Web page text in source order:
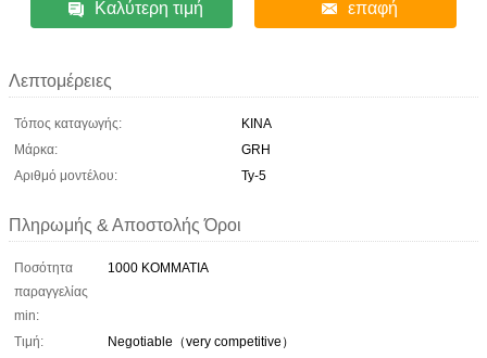
Καλύτερη τιμή επαφή
Λεπτομέρειες
Τόπος καταγωγής:
ΚΙΝΑ
Μάρκα:
GRH
Αριθμό μοντέλου:
Ty-5
Πληρωμής & Αποστολής Όροι
Ποσότητα
παραγγελίας
min:
1000 ΚΟΜΜΑΤΙΑ
Τιμή:
Negotiable（very competitive）